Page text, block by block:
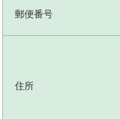
郵便番号
住所